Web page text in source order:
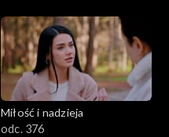
Miłość i nadzieja
odc. 376